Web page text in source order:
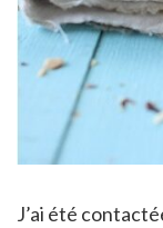
J’ai été